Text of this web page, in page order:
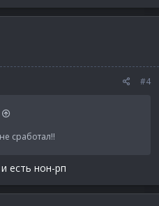
#4
сработал!!
есть нон-рп